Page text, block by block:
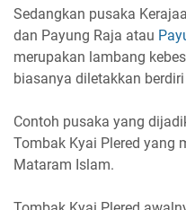
Sedangkan pusaka
dan Payung Raja atau
merupakan lambang
biasanya diletakkan
Contoh pusaka yang
Tombak Kyai Plered yang
Mataram Islam.